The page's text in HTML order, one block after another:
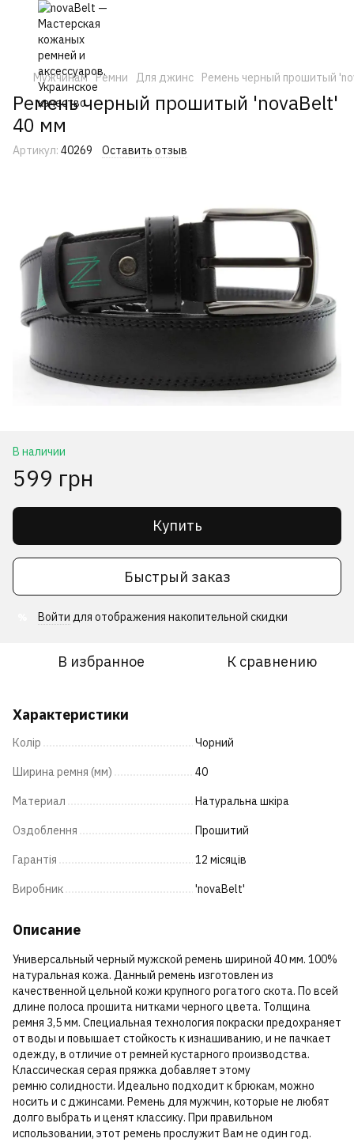
Мужчинам Ремни Для джинс Ремень черный прошитый
Ремень черный прошитый 'novaBelt'
40 мм
Артикул: 40269 Оставить отзыв
В наличии
599 грн
Купить
Быстрый заказ
Войти для отображения накопительной скидки
В избранное К сравнению
Характеристики
Колір Чорний
Ширина ремня (мм) 40
Материал Натуральна шкіра
Оздоблення Прошитий
Гарантія 12 місяців
Виробник 'novaBelt'
Описание
Универсальный черный мужской ремень шириной 40 мм. 100%
натуральная кожа. Данный ремень изготовлен из
качественной цельной кожи крупного рогатого скота. По всей
длине полоса прошита нитками черного цвета. Толщина
ремня 3,5 мм. Специальная технология покраски предохраняет
от воды и повышает стойкость к изнашиванию, и не пачкает
одежду, в отличие от ремней кустарного производства.
Классическая серая пряжка добавляет этому
ремню солидности. Идеально подходит к брюкам, можно
носить и с джинсами. Ремень для мужчин, которые не любят
долго выбрать и ценят классику. При правильном
использовании, этот ремень прослужит Вам не один год.